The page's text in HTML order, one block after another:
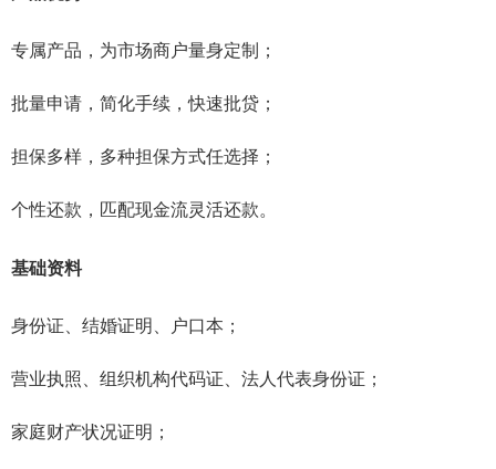
专属产品，为市场商户量身定制；
批量申请，简化手续，快速批贷；
担保多样，多种担保方式任选择；
个性还款，匹配现金流灵活还款。
基础资料
身份证、结婚证明、户口本；
营业执照、组织机构代码证、法人代表身份证；
家庭财产状况证明；